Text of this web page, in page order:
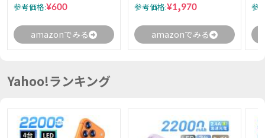
参考価格:¥600
amazonでみる
参考価格:¥1,970
amazonでみる
参
Yahoo!ランキング